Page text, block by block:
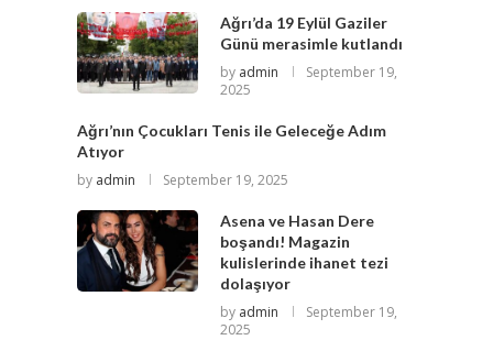
Ağrı’da 19 Eylül Gaziler
Günü merasimle kutlandı
by admin
September 19,
2025
Ağrı’nın Çocukları Tenis ile Geleceğe Adım
Atıyor
by admin September 19, 2025
Asena ve Hasan Dere
boşandı! Magazin
kulislerinde ihanet tezi
dolaşıyor
by admin
September 19,
2025